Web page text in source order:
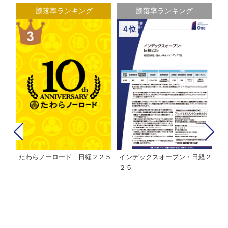
騰落率ランキング
たわらノーロード 日経２２５
騰落率ランキング
４位
インデックスオープン・日経２
２５